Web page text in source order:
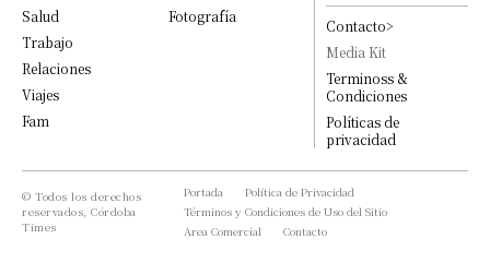
Salud
Trabajo
Relaciones
Viajes
Fam
Fotografía
Contacto>
Media Kit
Terminoss &
Condiciones
Políticas de
privacidad
© Todos los derechos
reservados, Córdoba
Times
Portada
Política de Privacidad
Términos y Condiciones de Uso del Sitio
Area Comercial
Contacto